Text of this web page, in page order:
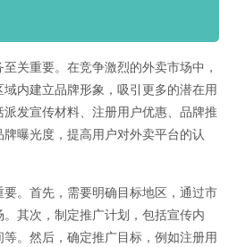
关重要。在竞争激烈的外卖市场中，
内建立品牌形象，吸引更多的潜在用
发宣传材料、注册用户优惠、品牌推
曝光度，提高用户对外卖平台的认
。首先，需要明确目标地区，通过市
其次，制定推广计划，包括宣传内
。然后，确定推广目标，例如注册用